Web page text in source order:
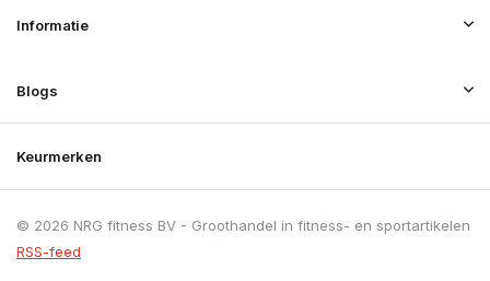
Informatie
Blogs
Keurmerken
© 2026 NRG fitness BV - Groothandel in fitness- en sportartikelen
RSS-feed